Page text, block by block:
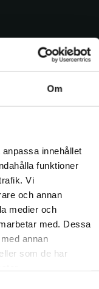
Om
innehållet
funktioner
Vi
och annan
medier och
med. Dessa
annan
som de har
–